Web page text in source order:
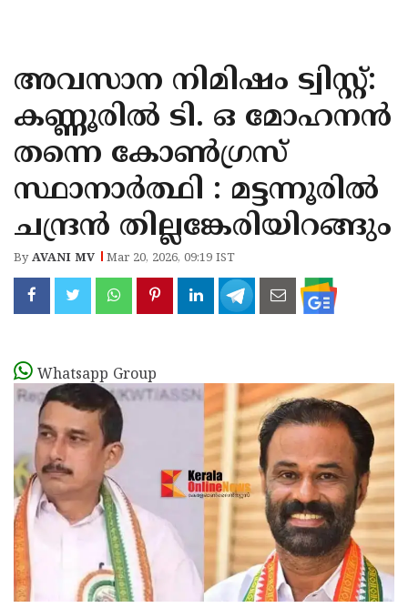
KANNUR
KASARAGOD
അവസാന നിമിഷം ട്വിസ്റ്റ്:
കണ്ണൂരിൽ ടി. ഒ മോഹനൻ
തന്നെ കോൺഗ്രസ്
സ്ഥാനാർത്ഥി : മട്ടന്നൂരിൽ
ചന്ദ്രൻ തില്ലങ്കേരിയിറങ്ങും
ByAVANI MV Mar 20, 2026, 09:19 IST
Whatsapp Group